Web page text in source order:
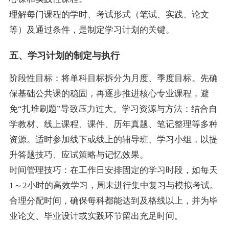
理解每门课程的学时、考试形式（笔试、实践、论文
等）及通过条件，是制定学习计划的关键。
五、学习计划的制定与执行
阶段性目标：将单科目标拆分为月度、季度目标。先确
保基础公共课的稳固，再逐步推进核心专业课程，避
免“扎堆刷题”导致压力过大。学习资源与方法：结合自
学教材、线上课程、课件、历年真题、笔记整理等多种
资源。适时参加线下或线上的辅导班、学习小组，以提
升答题技巧、应试策略与记忆效果。
时间管理技巧：在工作日安排固定的学习时段，如每天
1～2小时的高效学习，周末进行集中复习与模拟考试。
合理分配时间，确保每科都能达到及格线以上，并为毕
业论文、毕业设计或实践环节留出充足时间。